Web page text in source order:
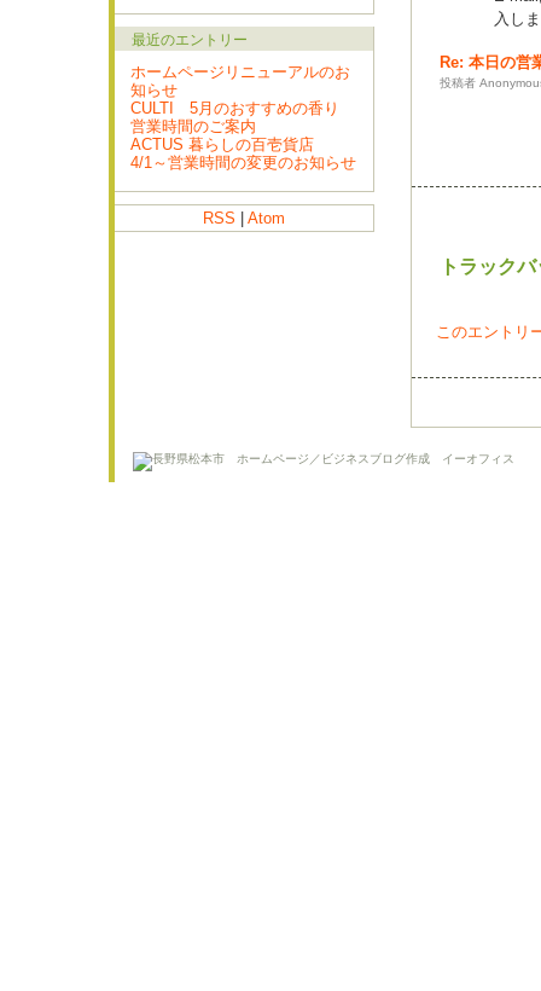
入し
Re: 本日の営
投稿者
トラック
このエントリ
最近のエントリー
ホームページリニューアルのお
知らせ
CULTI 5月のおすすめの香り
営業時間のご案内
ACTUS 暮らしの百壱貨店
4/1～営業時間の変更のお知らせ
RSS Atom